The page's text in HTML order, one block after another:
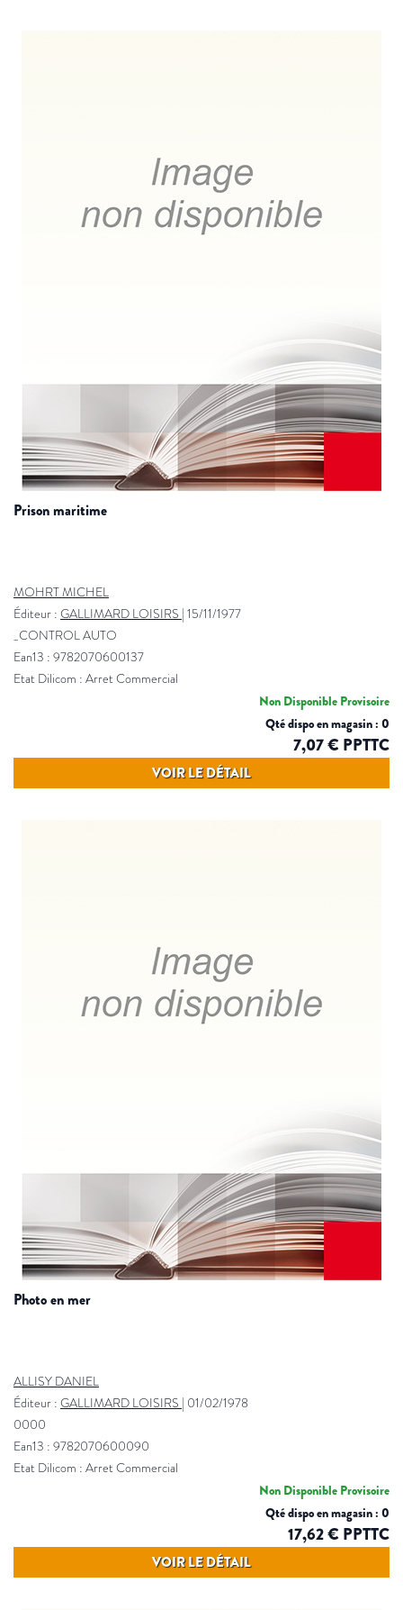
prison maritime
MOHRT MICHEL
Éditeur : GALLIMARD LOISIRS | 15/11/1977
_CONTROL AUTO
Ean13 : 9782070600137
Etat Dilicom : Arret Commercial
Non Disponible Provisoire
Qté dispo en magasin : 0
7,07 € PPTTC
VOIR LE DÉTAIL
photo en mer
ALLISY DANIEL
Éditeur : GALLIMARD LOISIRS | 01/02/1978
0000
Ean13 : 9782070600090
Etat Dilicom : Arret Commercial
Non Disponible Provisoire
Qté dispo en magasin : 0
17,62 € PPTTC
VOIR LE DÉTAIL